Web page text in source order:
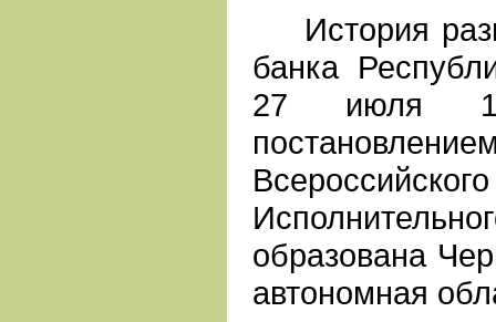
История
банка
27 июля
образована
автономная